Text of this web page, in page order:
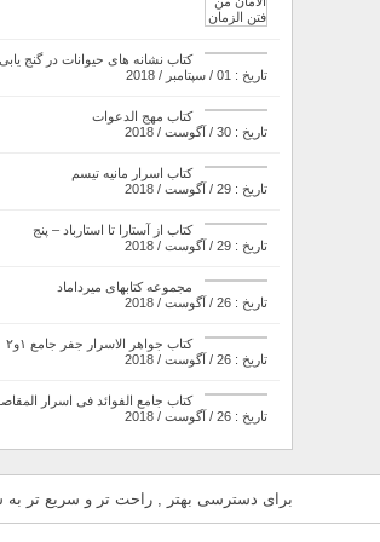
کتاب نشانه های حیوانات در گنج یابی
تاریخ : 01 / سپتامبر / 2018
کتاب مهج الدعوات
تاریخ : 30 / آگوست / 2018
کتاب اسرار مانیه تیسم
تاریخ : 29 / آگوست / 2018
کتاب از آستارا تا استارباد – پنج
تاریخ : 29 / آگوست / 2018
مجموعه کتابهای میرداماد
تاریخ : 26 / آگوست / 2018
کتاب جواهر الاسرار جفر جامع ۱و۲
تاریخ : 26 / آگوست / 2018
کتاب جامع الفوائد فی اسرار
تاریخ : 26 / آگوست / 2018
برای دسترسی بهتر , راحت تر و سریع تر به